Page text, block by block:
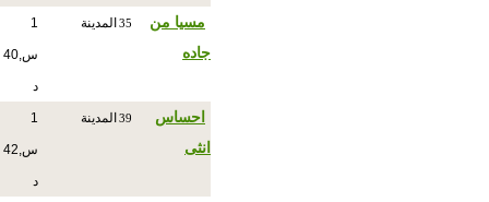
مسيا من
جاده
35 المدينة 1
س,40
د
احساس
انثى
39 المدينة 1
س,42
د